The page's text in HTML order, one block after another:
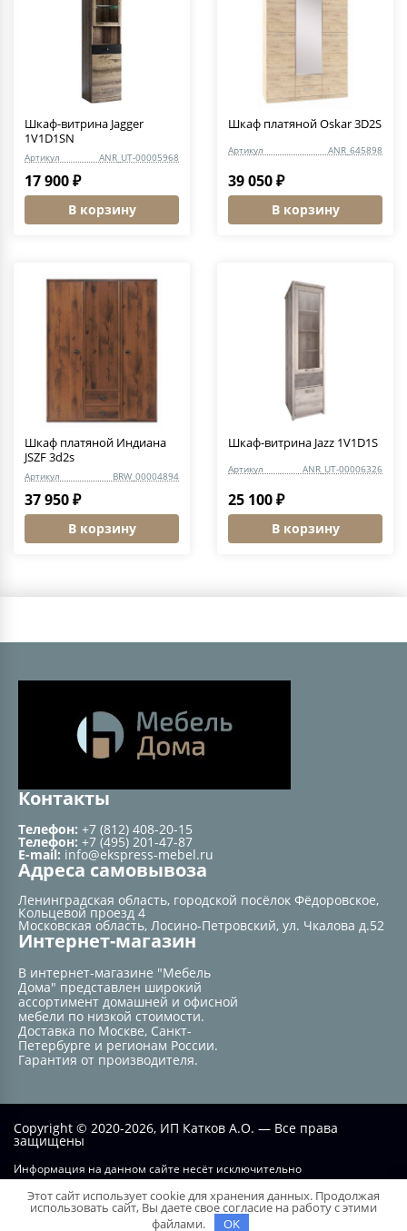
Шкаф-витрина Jagger
1V1D1SN
Артикул ANR_UT-00005968
17 900 ₽
В корзину
Шкаф платяной Oskar 3D2S
Артикул ANR_645898
39 050 ₽
В корзину
Шкаф платяной Индиана
JSZF 3d2s
Артикул BRW_00004894
37 950 ₽
В корзину
Шкаф-витрина Jazz 1V1D1S
Артикул ANR_UT-00006326
25 100 ₽
В корзину
Контакты
Телефон: +7 (812) 408-20-15
Телефон: +7 (495) 201-47-87
E-mail: info@ekspress-mebel.ru
Адреса самовывоза
Ленинградская область, городской посёлок Фёдоровское,
Кольцевой проезд 4
Московская область, Лосино-Петровский, ул. Чкалова д.52
Интернет-магазин
В интернет-магазине "Мебель
Дома" представлен широкий
ассортимент домашней и офисной
мебели по низкой стоимости.
Доставка по Москве, Санкт-
Петербурге и регионам России.
Гарантия от производителя.
Copyright © 2020-2026, ИП Катков А.О. — Все права
защищены
Информация на данном сайте несёт исключительно
публичной офертой, определяемой положением статьи №437 ГК РФ.
Этот сайт использует cookie для хранения данных. Продолжая
использовать сайт, Вы даете свое согласие на работу с этими
файлами.
OK